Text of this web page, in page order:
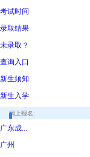
考试时间
录取结果
未录取？
查询入口
新生须知
新生入学
网上报名:
广东成...
广州